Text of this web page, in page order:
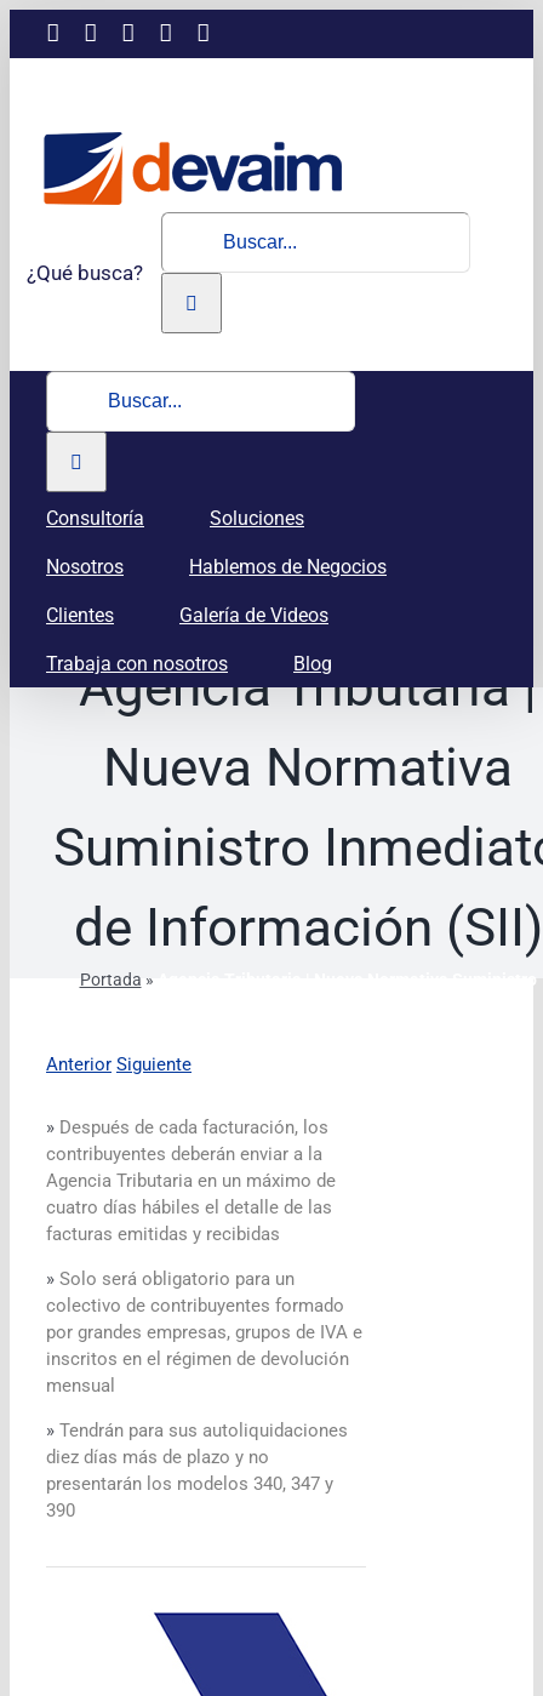
Saltar
LinkedInInstagramFacebook
¿Qué busca?
Buscar:
Buscar:
Consultoría Soluciones
Nosotros Hablemos de Negocios
Clientes Galería de Videos
Trabaja con nosotros Blog
Agencia Tributaria |
Nueva Normativa
Suministro
de Información (SII)
Portada »
Anterior Siguiente
»Después de cada facturación, los
contribuyentes deberán enviar a la
Agencia Tributaria en un máximo de
cuatro días hábiles el detalle de las
facturas emitidas y recibidas
» Solo será obligatorio para un
colectivo de contribuyentes formado
por grandes empresas, grupos de IVA e
inscritos en el régimen de devolución
mensual
» Tendrán para sus autoliquidaciones
diez días más de plazo y no
presentarán los modelos 340, 347 y
390